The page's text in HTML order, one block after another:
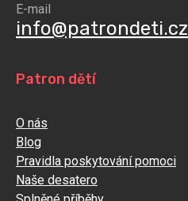
Patron dětí
O nás
Blog
Pravidla poskytování pomoci
Naše desatero
E-mail
info@patrondeti.cz